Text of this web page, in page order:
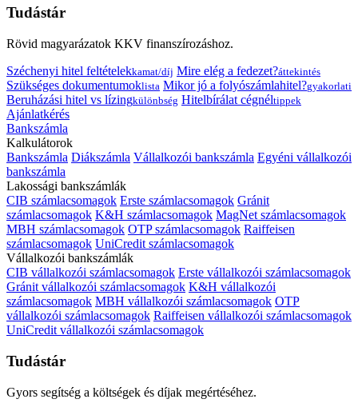
Tudástár
Rövid magyarázatok KKV finanszírozáshoz.
Széchenyi hitel feltételekkamat/díj Mire elég a fedezet?áttekintés
Szükséges dokumentumoklista Mikor jó a folyószámlahitel?gyakorlati
Beruházási hitel vs lízingkülönbség Hitelbírálat cégnéltippek
Ajánlatkérés
Bankszámla
Kalkulátorok
Bankszámla Diákszámla Vállalkozói bankszámla Egyéni vállalkozói
bankszámla
Lakossági bankszámlák
CIB számlacsomagok Erste számlacsomagok Gránit
számlacsomagok K&H számlacsomagok MagNet számlacsomagok
MBH számlacsomagok OTP számlacsomagok Raiffeisen
számlacsomagok UniCredit számlacsomagok
Vállalkozói bankszámlák
CIB vállalkozói számlacsomagok Erste vállalkozói számlacsomagok
Gránit vállalkozói számlacsomagok K&H vállalkozói
számlacsomagok MBH vállalkozói számlacsomagok OTP
vállalkozói számlacsomagok Raiffeisen vállalkozói számlacsomagok
UniCredit vállalkozói számlacsomagok
Tudástár
Gyors segítség a költségek és díjak megértéséhez.